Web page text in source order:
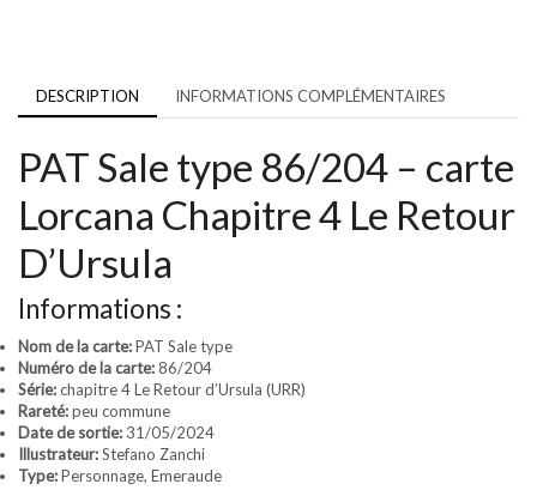
DESCRIPTION INFORMATIONS COMPLÉMENTAIRES
PAT Sale type 86/204 – carte
Lorcana Chapitre 4 Le Retour
D’Ursula
Informations :
Nom de la carte:PAT Sale type
Numéro de la carte:86/204
Série:chapitre 4 Le Retour d’Ursula (URR)
Rareté:peu commune
Date de sortie: 31/05/2024
Illustrateur:Stefano Zanchi
Type:Personnage, Emeraude